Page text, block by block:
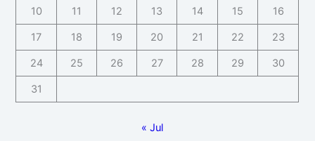
10 11 12 13 14 15 16
17 18 19 20 21 22 23
24 25 26 27 28 29 30
31
« Jul